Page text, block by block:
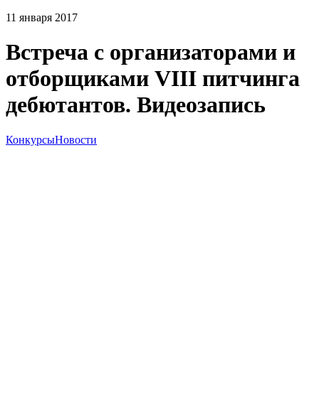
11 января 2017
Встреча с организаторами и
отборщиками VIII питчинга
дебютантов. Видеозапись
КонкурсыНовости